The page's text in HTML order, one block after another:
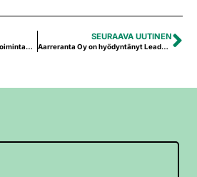
Luonnontuotealalla on liiketoimintapotentiaalia
SEURAAVA UUTINEN
Aarreranta Oy on hyödyntänyt Leader-tuen monipuoliset mahdollisuudet